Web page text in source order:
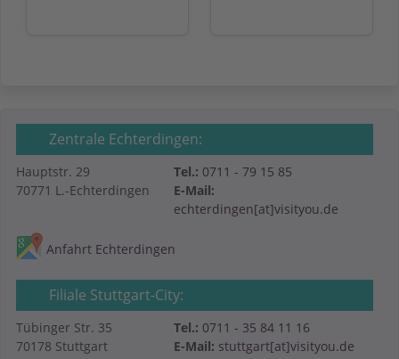
Zentrale Echterdingen:
Hauptstr. 29
70771 L.-Echterdingen
Tel.: 0711 - 79 15 85
E-Mail:
echterdingen[at]visityou.de
Anfahrt Echterdingen
Filiale Stuttgart-City:
Tübinger Str. 35
70178 Stuttgart
Tel.: 0711 - 35 84 11 16
E-Mail: stuttgart[at]visityou.de